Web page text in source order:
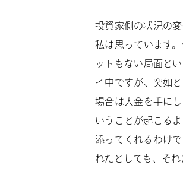
投資家側の状況の
私は思っています
ットもない局面と
イ中ですが、突如
場合は大金を手に
いうことが起こる
添ってくれるわけ
れたとしても、そ